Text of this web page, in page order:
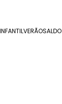
INFANTILVERÃOSALDO